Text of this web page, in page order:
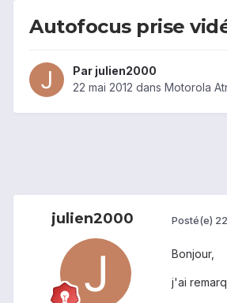
Autofocus prise
Par julien2000
22 mai 2012 dans Motorola
julien2000 Posté(e)
Bonjour,
j'ai